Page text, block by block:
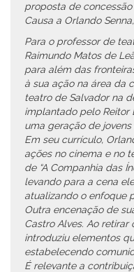
proposta de
Causa a Orlando
Para o professor de
Raimundo Matos de
para além das
à sua ação na área da
teatro de Salvador na
implantado pelo Reitor
uma geração de
Em seu currículo,
ações no cinema e no
de “A Companhia das
levando para a cena
atualizando o enfoque
Outra encenação de
Castro Alves. Ao retirar
introduziu elementos
estabelecendo
É relevante a